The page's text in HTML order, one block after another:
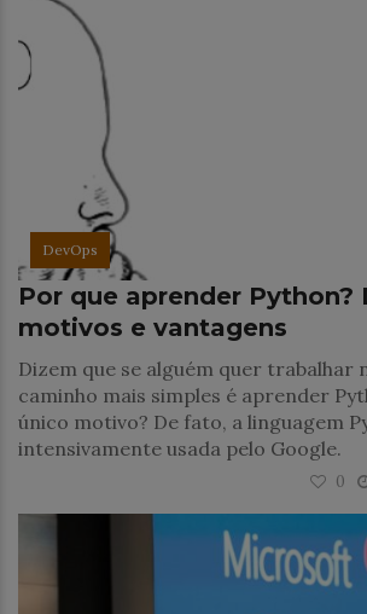
DevOps
Por que aprender Python?
motivos e vantagens
Dizem que se alguém quer trabalhar
caminho mais simples é aprender
único motivo? De fato, a linguagem
intensivamente usada pelo Google.
0